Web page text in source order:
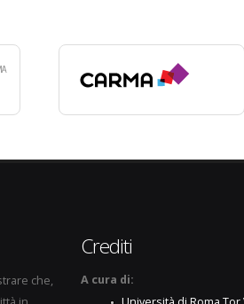
che,
Crediti
A cura di: